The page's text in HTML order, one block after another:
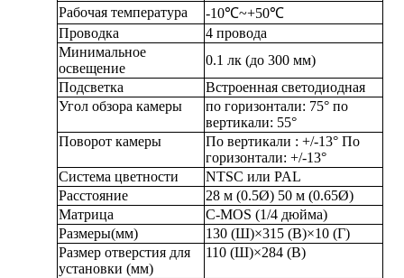
Рабочая температура
-10℃~+50℃
Проводка
4 провода
Минимальное
освещение
0.1 лк (до 300 мм)
Подсветка
Встроенная светодиодная
Угол обзора камеры
по горизонтали: 75° по
вертикали: 55°
Поворот камеры
По вертикали : +/-13° По
горизонтали: +/-13°
Система цветности
NTSC или PAL
Расстояние
28 м (0.5Ø) 50 м (0.65Ø)
Матрица
C-МOS (1/4 дюйма)
Размеры(мм)
130 (Ш)×315 (В)×10 (Г)
Размер отверстия для
установки (мм)
110 (Ш)×284 (В)